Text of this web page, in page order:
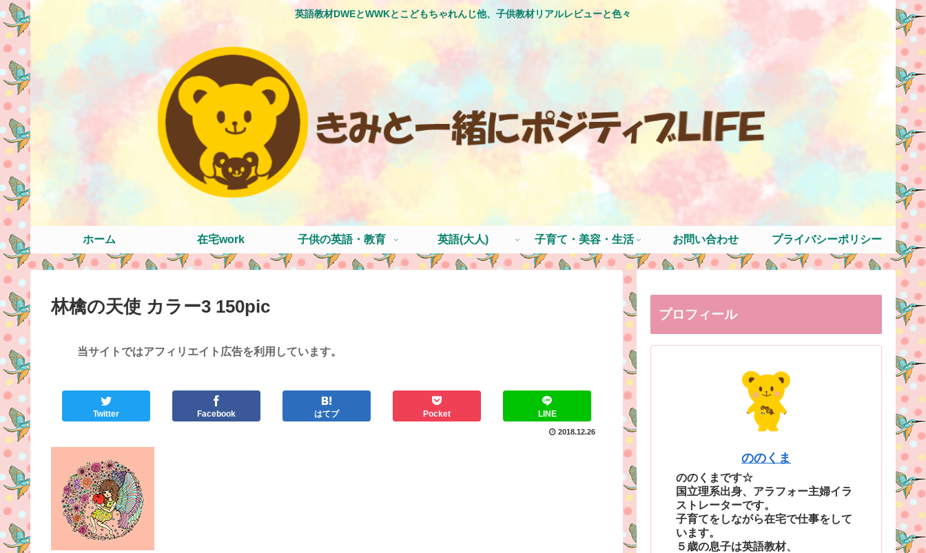
英語教材DWEとWWKとこどもちゃれんじ他、子供教材リアルレビューと色々
ホーム 在宅work 子供の英語・教育 英語(大人) 子育て・美容・生活 お問い合わせ プライバシーポリシー
林檎の天使 カラー3 150pic
当サイトではアフィリエイト広告を利用しています。
Twitter Facebook はてブ Pocket LINE
2018.12.26
プロフィール
ののくま
ののくまです☆
国立理系出身、アラフォー主婦イラ
ストレーターです。
子育てをしながら在宅で仕事をして
います。
５歳の息子は英語教材、